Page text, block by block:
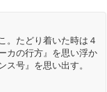
。たどり着いた時は４
カの行方』を思い浮か
ス号』を思い出す。